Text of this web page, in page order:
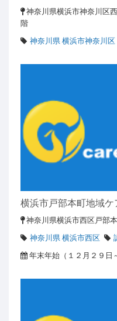
神奈川県横浜市神奈川区
階
神奈川県 横浜市神奈川区
横浜市戸部本町地域ケ
神奈川県横浜市西区戸部
神奈川県 横浜市西区
年末年始（１２月２９日